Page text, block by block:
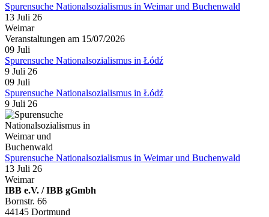
Spurensuche Nationalsozialismus in Weimar und Buchenwald
13 Juli 26
Weimar
Veranstaltungen am 15/07/2026
09 Juli
Spurensuche Nationalsozialismus in Łódź
9 Juli 26
09 Juli
Spurensuche Nationalsozialismus in Łódź
9 Juli 26
Spurensuche Nationalsozialismus in Weimar und Buchenwald
13 Juli 26
Weimar
IBB e.V. / IBB gGmbh
Bornstr. 66
44145 Dortmund